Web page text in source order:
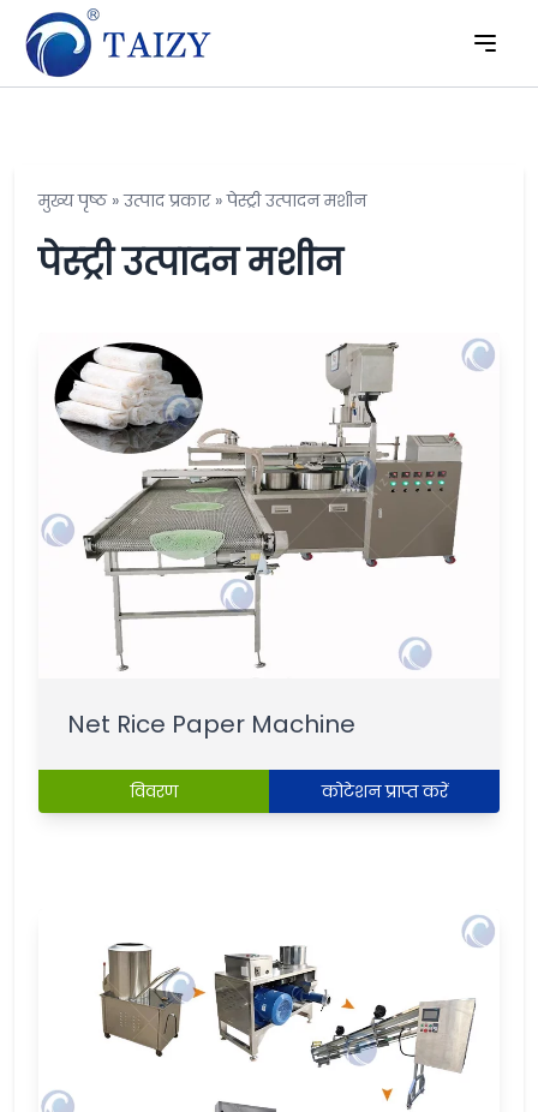
मुख्य पृष्ठ»उत्पाद प्रकार»पेस्ट्री उत्पादन मशीन
पेस्ट्री उत्पादन मशीन
Net Rice Paper Machine
विवरण कोटेशन प्राप्त करें